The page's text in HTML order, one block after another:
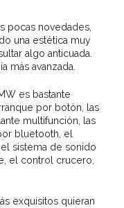
pocas novedades,
una estética muy
algo anticuada.
más avanzada.
es bastante
por botón, las
multifunción, las
bluetooth, el
sistema de sonido
el control crucero,
exquisitos quieran